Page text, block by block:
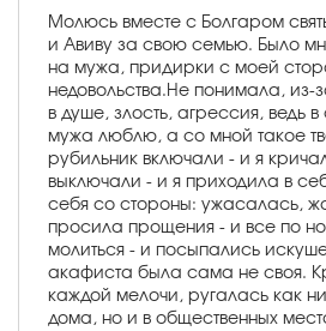
Молюсь вместе с Болгаром
и Авиву за свою семью. Было
на мужа, придирки с моей
недовольства.Не понимала, из-
в душе, злость, агрессия, ведь
мужа люблю, а со мной такое
рубильник включали - и я
выключали - и я приходила в
себя со стороны: ужасалась,
просила прощения - и все по
молиться - и посыпались
акафиста была сама не своя.
каждой мелочи, ругалась как
дома, но и в общественных